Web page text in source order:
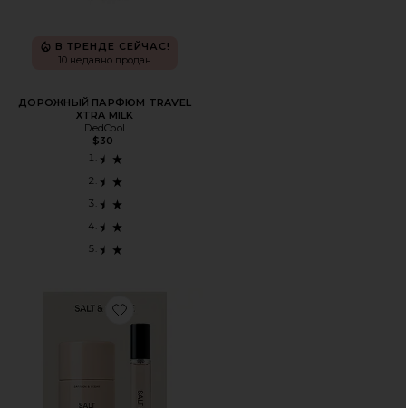
В ТРЕНДЕ СЕЙЧАС!
10 недавно продан
ДОРОЖНЫЙ ПАРФЮМ TRAVEL
XTRA MILK
DedCool
$30
Favorite НАБОР ДЕЗОДОРАНТА И ДУХОВ SAFFRON &